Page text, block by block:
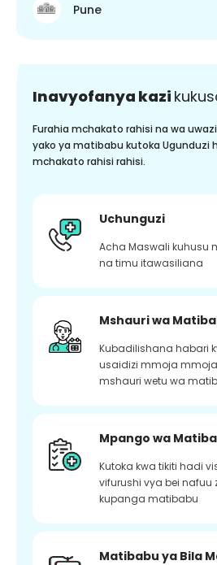
Pune
Inavyofanya kazi
Furahia mchakato rahisi na wa
yako ya matibabu kutoka Ugunduzi
mchakato rahisi rahisi.
Uchunguzi
Acha Maswali kuhusu
na timu itawasiliana
Mshauri wa
Kubadilishana habari
usaidizi mmoja
mshauri wetu wa
Mpango wa
Kutoka kwa tikiti hadi
vifurushi vya bei nafuu
kupanga matibabu
Matibabu ya Bila